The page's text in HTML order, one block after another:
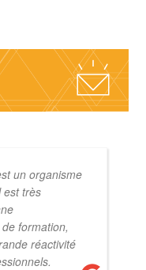
un organisme
est très
formation,
réactivité